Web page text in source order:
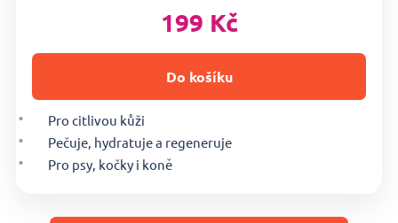
199 Kč
Do košíku
Pro citlivou kůži
Pečuje, hydratuje a regeneruje
Pro psy, kočky i koně